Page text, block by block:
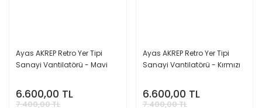
Ayas AKREP Retro Yer Tipi
Sanayi Vantilatörü - Mavi
6.600,00 TL
7.400,00 TL
Ayas AKREP Retro Yer Tipi
Sanayi Vantilatörü - Kırmızı
6.600,00 TL
7.400,00 TL